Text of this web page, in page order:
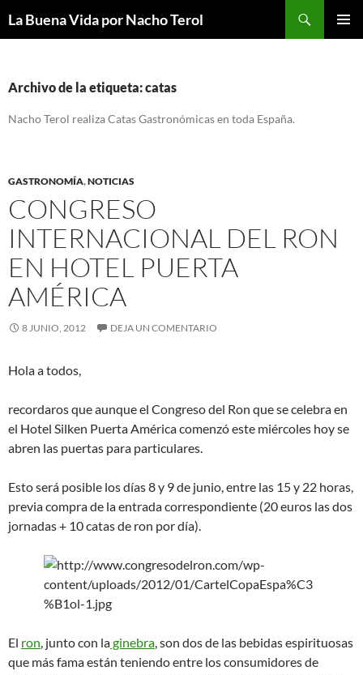
La Buena Vida por Nacho Terol
Archivo de la etiqueta: catas
Nacho Terol realiza Catas Gastronómicas en toda España.
GASTRONOMÍA,NOTICIAS
CONGRESO
INTERNACIONAL DEL RON
EN HOTEL PUERTA
AMÉRICA
8 JUNIO, 2012 DEJA UN COMENTARIO
Hola a todos,
recordaros que aunque el Congreso del Ron que se celebra en
el Hotel Silken Puerta América comenzó este miércoles hoy se
abren las puertas para particulares.
Esto será posible los días 8 y 9 de junio, entre las 15 y 22 horas,
previa compra de la entrada correspondiente (20 euros las dos
jornadas + 10 catas de ron por día).
El ron, junto con laginebra, son dos de las bebidas espirituosas
que más fama están teniendo entre los consumidores de